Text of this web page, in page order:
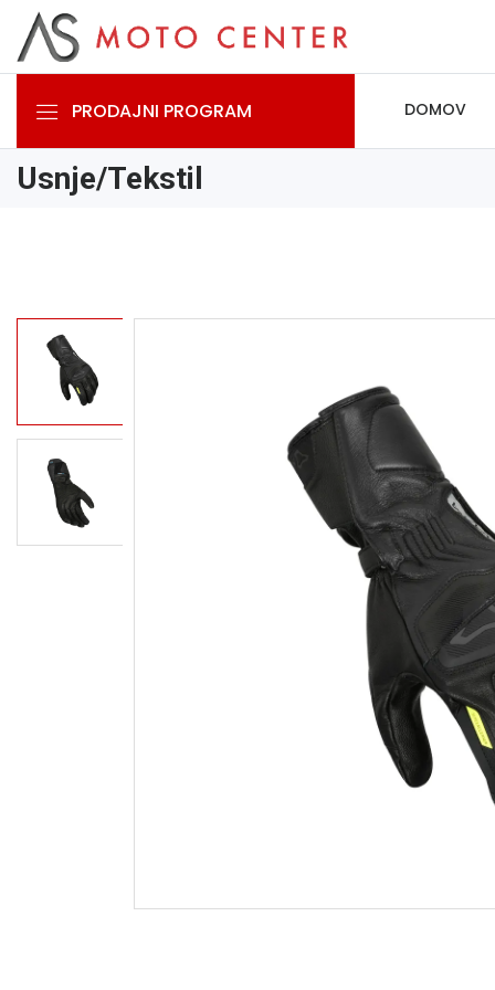
PRODAJNI PROGRAM DOMOV
Usnje/Tekstil